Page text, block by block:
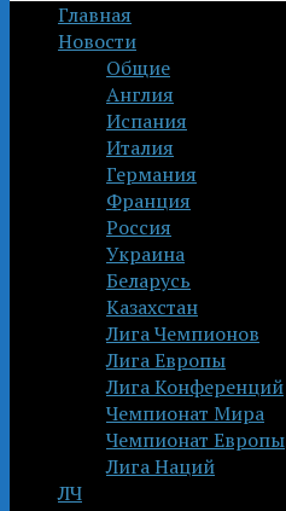
Главная
Новости
Общие
Англия
Испания
Италия
Германия
Франция
Россия
Украина
Беларусь
Казахстан
Лига Чемпионов
Лига Европы
Лига Конференций
Чемпионат Мира
Чемпионат Европы
Лига Наций
ЛЧ